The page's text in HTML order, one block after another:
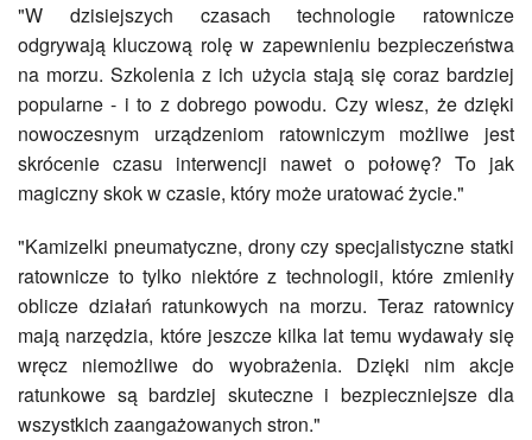
"W dzisiejszych czasach technologie ratownicze
odgrywają kluczową rolę w zapewnieniu bezpieczeństwa
na morzu. Szkolenia z ich użycia stają się coraz bardziej
popularne - i to z dobrego powodu. Czy wiesz, że dzięki
nowoczesnym urządzeniom ratowniczym możliwe jest
skrócenie czasu interwencji nawet o połowę? To jak
magiczny skok w czasie, który może uratować życie."
"Kamizelki pneumatyczne, drony czy specjalistyczne statki
ratownicze to tylko niektóre z technologii, które zmieniły
oblicze działań ratunkowych na morzu. Teraz ratownicy
mają narzędzia, które jeszcze kilka lat temu wydawały się
wręcz niemożliwe do wyobrażenia. Dzięki nim akcje
ratunkowe są bardziej skuteczne i bezpieczniejsze dla
wszystkich zaangażowanych stron."